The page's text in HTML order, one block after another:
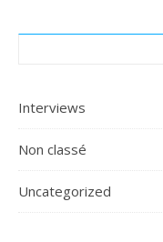
Interviews
Non classé
Uncategorized